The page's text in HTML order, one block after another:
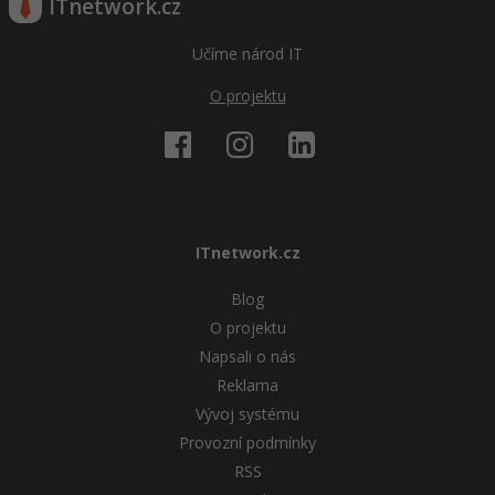
Elektronický podpis
ITnetwork.cz
Učíme národ IT
O projektu
ITnetwork.cz
Blog
O projektu
Napsali o nás
Reklama
Vývoj systému
Provozní podmínky
RSS